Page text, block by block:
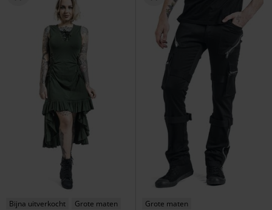
Bijna uitverkocht Grote maten
Grote maten